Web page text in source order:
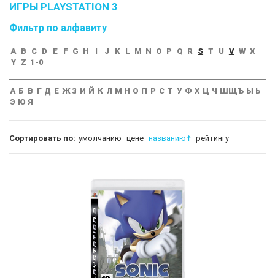
ИГРЫ PLAYSTATION 3
Фильтр по алфавиту
A B C D E F G H I J K L M N O P Q R S T U V W X
Y
Z 1-0
А Б В Г Д Е ЖЗ И Й К Л М Н О П Р С Т У Ф Х Ц Ч ШЩЪ Ы Ь
Э Ю Я
Сортировать по: умолчанию цене названию рейтингу